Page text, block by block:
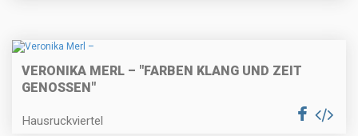
VERONIKA MERL – "FARBEN KLANG UND ZEIT
GENOSSEN"
Hausruckviertel